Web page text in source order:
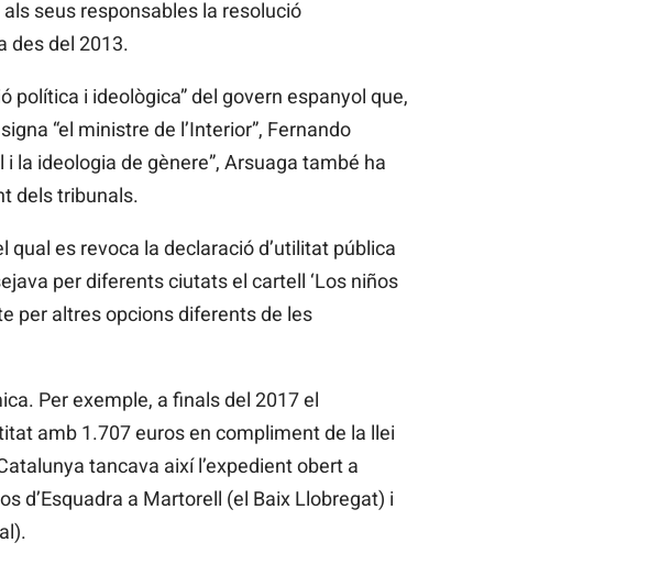
seus responsables la resolució
des del 2013.
política i ideològica” del govern espanyol que,
“el ministre de l’Interior”, Fernando
la ideologia de gènere”, Arsuaga també ha
dels tribunals.
qual es revoca la declaració d’utilitat pública
per diferents ciutats el cartell ‘Los niños
per altres opcions diferents de les
Per exemple, a finals del 2017 el
amb 1.707 euros en compliment de la llei
tancava així l’expedient obert a
d’Esquadra a Martorell (el Baix Llobregat) i